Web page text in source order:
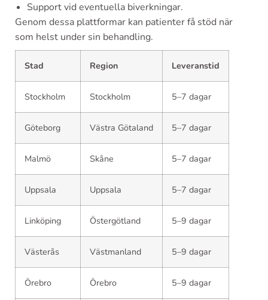
Support vid eventuella biverkningar.
Genom dessa plattformar kan patienter få stöd när
som helst under sin behandling.
Stad Region Leveranstid
Stockholm Stockholm 5–7 dagar
Göteborg Västra Götaland 5–7 dagar
Malmö Skåne 5–7 dagar
Uppsala Uppsala 5–7 dagar
Linköping Östergötland 5–9 dagar
Västerås Västmanland 5–9 dagar
Örebro Örebro 5–9 dagar